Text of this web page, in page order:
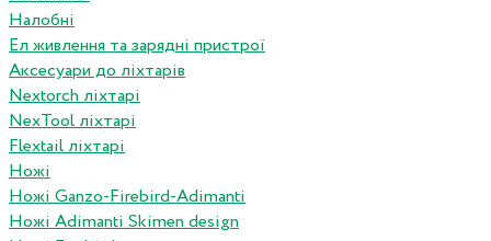
Налобні
Ел живлення та зарядні пристрої
Аксесуари до ліхтарів
Nextorch ліхтарі
NexTool ліхтарі
Flextail ліхтарі
Ножі
Ножі Ganzo-Firebird-Adimanti
Ножі Adimanti Skimen design